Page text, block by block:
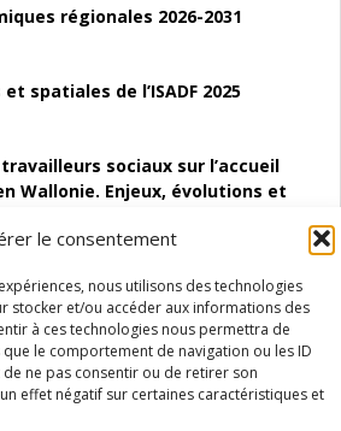
le consentement
nous utilisons des technologies
stocker et/ou accéder aux informations des
à ces technologies nous permettra de
le comportement de navigation ou les ID
de ne pas consentir ou de retirer son
effet négatif sur certaines caractéristiques et
régionales 2026-2031
spatiales de l’ISADF 2025
sociaux sur l’accueil
Wallonie. Enjeux, évolutions et
Structures
l’autocréation d’emploi (SAACE)
infirmier :quels indicateurs
la situation en